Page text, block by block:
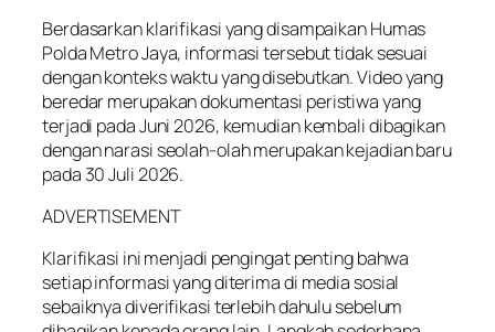
Berdasarkan klarifikasi yang disampaikan Humas
Polda Metro Jaya, informasi tersebut tidak sesuai
dengan konteks waktu yang disebutkan. Video yang
beredar merupakan dokumentasi peristiwa yang
terjadi pada Juni 2026, kemudian kembali dibagikan
dengan narasi seolah-olah merupakan kejadian baru
pada 30 Juli 2026.
ADVERTISEMENT
Klarifikasi ini menjadi pengingat penting bahwa
setiap informasi yang diterima di media sosial
sebaiknya diverifikasi terlebih dahulu sebelum